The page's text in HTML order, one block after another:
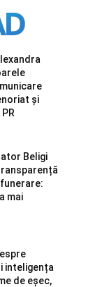
și
Beligi
mai
inteligența
de eșec,